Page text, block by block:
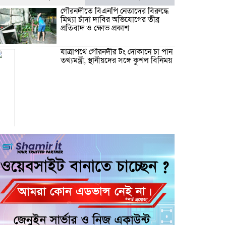
গৌরনদীতে বিএনপি নেতাদের বিরুদ্ধে
মিথ্যা চাঁদা দাবির অভিযোগের তীব্র
প্রতিবাদ ও ক্ষোভ প্রকাশ
যাত্রাপথে গৌরনদীর টং দোকানে চা পান
তথ্যমন্ত্রী, স্থানীয়দের সঙ্গে কুশল বিনিময়